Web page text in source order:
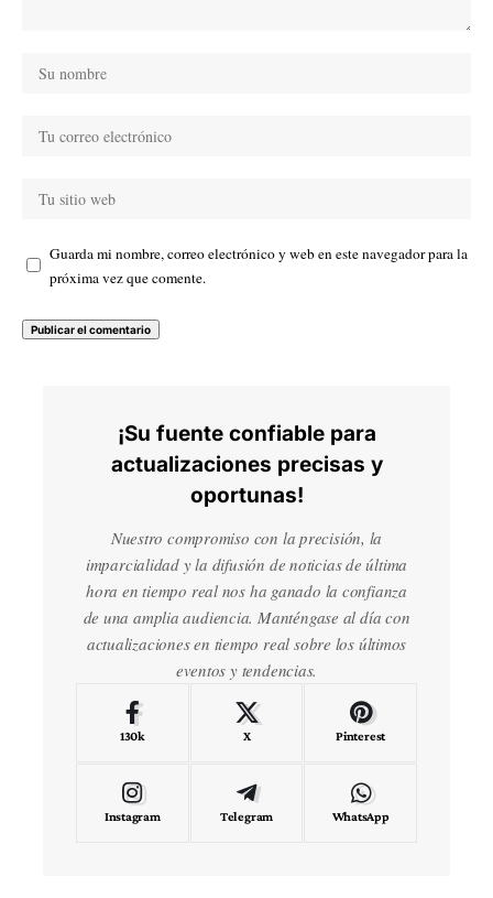
Guarda mi nombre, correo electrónico y web en este navegador para la
próxima vez que comente.
¡Su fuente confiable para
actualizaciones precisas y
oportunas!
Nuestro compromiso con la precisión, la
imparcialidad y la difusión de noticias de última
hora en tiempo real nos ha ganado la confianza
de una amplia audiencia. Manténgase al día con
actualizaciones en tiempo real sobre los últimos
eventos y tendencias.
130k X Pinterest
Instagram Telegram WhatsApp